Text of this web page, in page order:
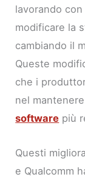
lavorando
modificare la
cambiando il
Queste
che i
nel
software più
Questi
e Qualcomm